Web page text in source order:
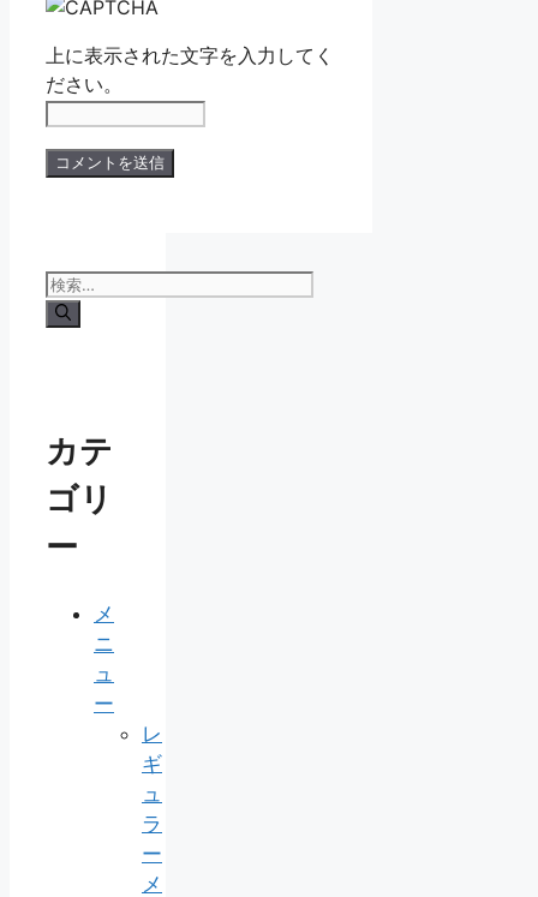
上に表示された文字を入力してく
ださい。
検
索:
カテ
ゴリ
ー
メ
ニ
ュ
ー
レ
ギ
ュ
ラ
ー
メ